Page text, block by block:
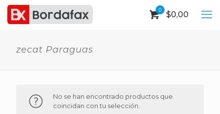
0 $0,00
zecat Paraguas
No se han encontrado productos que
coincidan con tu selección.